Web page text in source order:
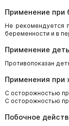
Применение при
Не рекомендуется
беременности и в
Применение
Противопоказан
Применения при
С осторожностью
С осторожностью
Побочное